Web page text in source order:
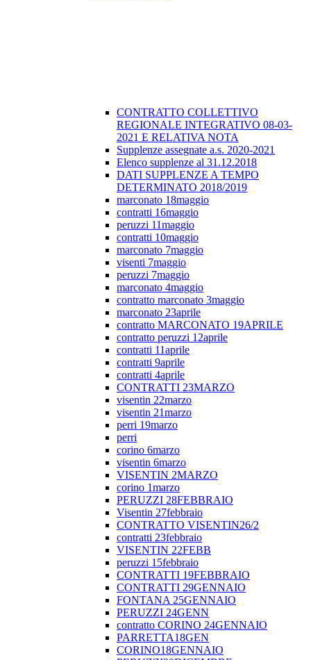
CONTRATTO COLLETTIVO
REGIONALE INTEGRATIVO 08-03-
2021 E RELATIVA NOTA
Supplenze assegnate a.s. 2020-2021
Elenco supplenze al 31.12.2018
DATI SUPPLENZE A TEMPO
DETERMINATO 2018/2019
marconato 18maggio
contratti 16maggio
peruzzi 11maggio
contratti 10maggio
marconato 7maggio
visenti 7maggio
peruzzi 7maggio
marconato 4maggio
contratto marconato 3maggio
marconato 23aprile
contratto MARCONATO 19APRILE
contratto peruzzi 12aprile
contratti 11aprile
contratti 9aprile
contratti 4aprile
CONTRATTI 23MARZO
visentin 22marzo
visentin 21marzo
perri 19marzo
perri
corino 6marzo
visentin 6marzo
VISENTIN 2MARZO
corino 1marzo
PERUZZI 28FEBBRAIO
Visentin 27febbraio
CONTRATTO VISENTIN26/2
contratti 23febbraio
VISENTIN 22FEBB
peruzzi 15febbraio
CONTRATTI 19FEBBRAIO
CONTRATTI 29GENNAIO
FONTANA 25GENNAIO
PERUZZI 24GENN
contratto CORINO 24GENNAIO
PARRETTA18GEN
CORINO18GENNAIO